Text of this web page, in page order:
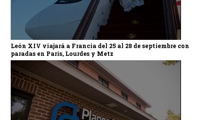
León XIV viajará a Francia del 25 al 28 de septiembre con
paradas en París, Lourdes y Metz